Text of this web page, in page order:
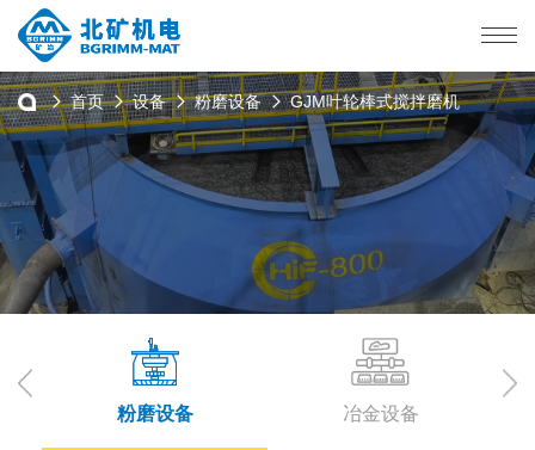
首页 设备 粉磨设备 GJM叶轮棒式搅拌磨机
粉磨设备 冶金设备